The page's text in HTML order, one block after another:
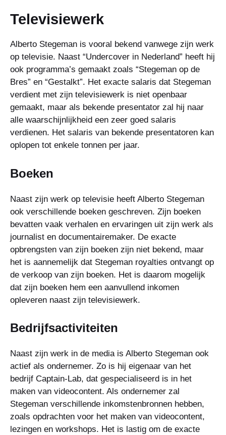
Televisiewerk
Alberto Stegeman is vooral bekend vanwege zijn werk
op televisie. Naast “Undercover in Nederland” heeft hij
ook programma’s gemaakt zoals “Stegeman op de
Bres” en “Gestalkt”. Het exacte salaris dat Stegeman
verdient met zijn televisiewerk is niet openbaar
gemaakt, maar als bekende presentator zal hij naar
alle waarschijnlijkheid een zeer goed salaris
verdienen. Het salaris van bekende presentatoren kan
oplopen tot enkele tonnen per jaar.
Boeken
Naast zijn werk op televisie heeft Alberto Stegeman
ook verschillende boeken geschreven. Zijn boeken
bevatten vaak verhalen en ervaringen uit zijn werk als
journalist en documentairemaker. De exacte
opbrengsten van zijn boeken zijn niet bekend, maar
het is aannemelijk dat Stegeman royalties ontvangt op
de verkoop van zijn boeken. Het is daarom mogelijk
dat zijn boeken hem een aanvullend inkomen
opleveren naast zijn televisiewerk.
Bedrijfsactiviteiten
Naast zijn werk in de media is Alberto Stegeman ook
actief als ondernemer. Zo is hij eigenaar van het
bedrijf Captain-Lab, dat gespecialiseerd is in het
maken van videocontent. Als ondernemer zal
Stegeman verschillende inkomstenbronnen hebben,
zoals opdrachten voor het maken van videocontent,
lezingen en workshops. Het is lastig om de exacte